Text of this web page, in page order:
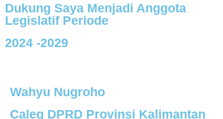
Dukung Saya Menjadi Anggota
Legislatif Periode
2024 -2029
Wahyu Nugroho
Caleg DPRD Provinsi Kalimantan